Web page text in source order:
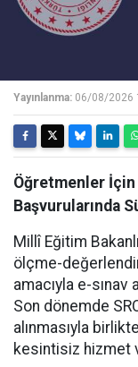
Yayınlanma: 06/08/2026
Öğretmenler İçin
Başvurularında
Millî Eğitim
ölçme-
amacıyla e-sınav
Son dönemde
alınmasıyla
kesintisiz hizmet